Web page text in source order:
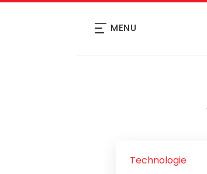
MENU
Technologie